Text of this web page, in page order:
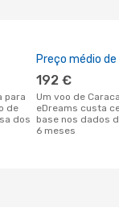
de
dos
Preço médio de
192 €
Um voo de Caracas para Maracaibo na
eDreams custa
base nos dados
6 meses